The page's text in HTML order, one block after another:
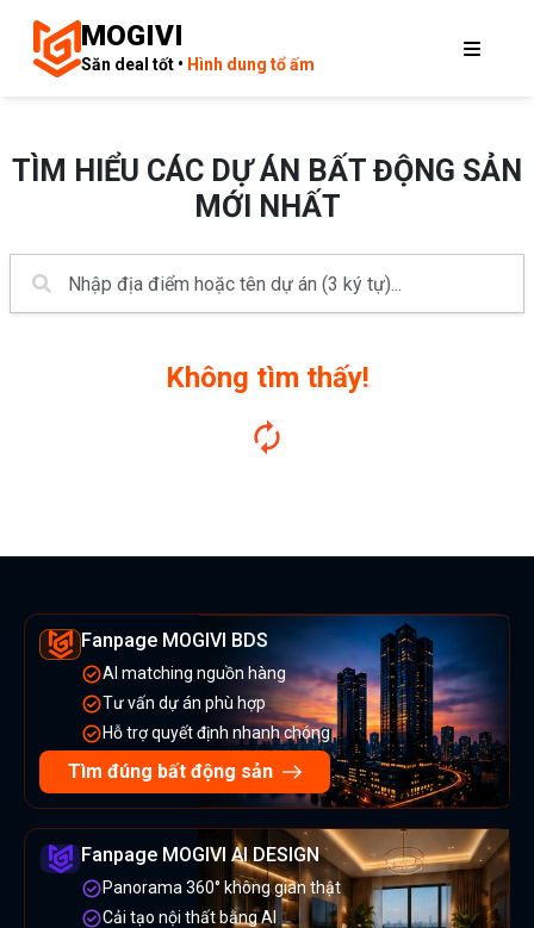
MOGIVI
Săn deal tốt • Hình dung tổ ấm
TÌM HIỂU CÁC DỰ ÁN BẤT ĐỘNG SẢN
MỚI NHẤT
Không tìm thấy!
Fanpage MOGIVI BDS
AI matching nguồn hàng
Tư vấn dự án phù hợp
Hỗ trợ quyết định nhanh chóng
Tìm đúng bất động sản
Fanpage MOGIVI AI DESIGN
Panorama 360° không gian thật
Cải tạo nội thất bằng AI